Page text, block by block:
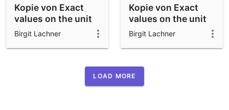
Kopie von Exact
values on the unit
circle (degrees)
Birgit Lachner
Kopie von Exact
values on the unit
circle (degrees)
Birgit Lachner
LOAD MORE